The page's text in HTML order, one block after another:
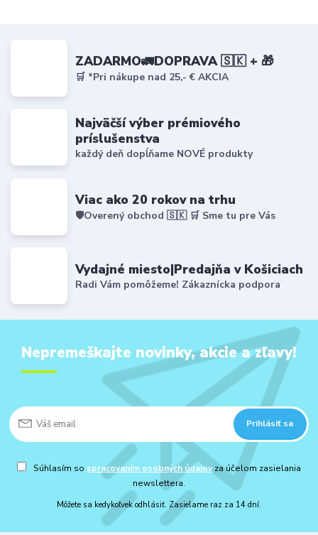
ZADARMO🚛DOPRAVA 🇸🇰 + 🎁
🛒 *Pri nákupe nad 25,- € AKCIA
Najväčší výber prémiového
príslušenstva
každý deň dopĺňame NOVÉ produkty
Viac ako 20 rokov na trhu
🛡️Overený obchod 🇸🇰 🛒 Sme tu pre Vás
Vydajné miesto|Predajňa v Košiciach
Radi Vám pomôžeme! Zákaznícka podpora
Nepremeškajte novinky, akcie a zľavy!
Prihlásiť sa
Súhlasím so spracovaním osobných údajovza účelom zasielania
newslettera.
Môžete sa kedykoľvek odhlásiť. Zasielame raz za 14 dní.